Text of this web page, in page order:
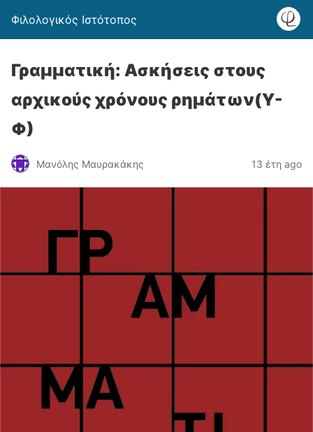
Φιλολογικός Ιστότοπος
Γραμματική: Ασκήσεις στους
αρχικούς χρόνους ρημάτων(Υ-
Φ)
Μανόλης Μαυρακάκης 13 έτη ago